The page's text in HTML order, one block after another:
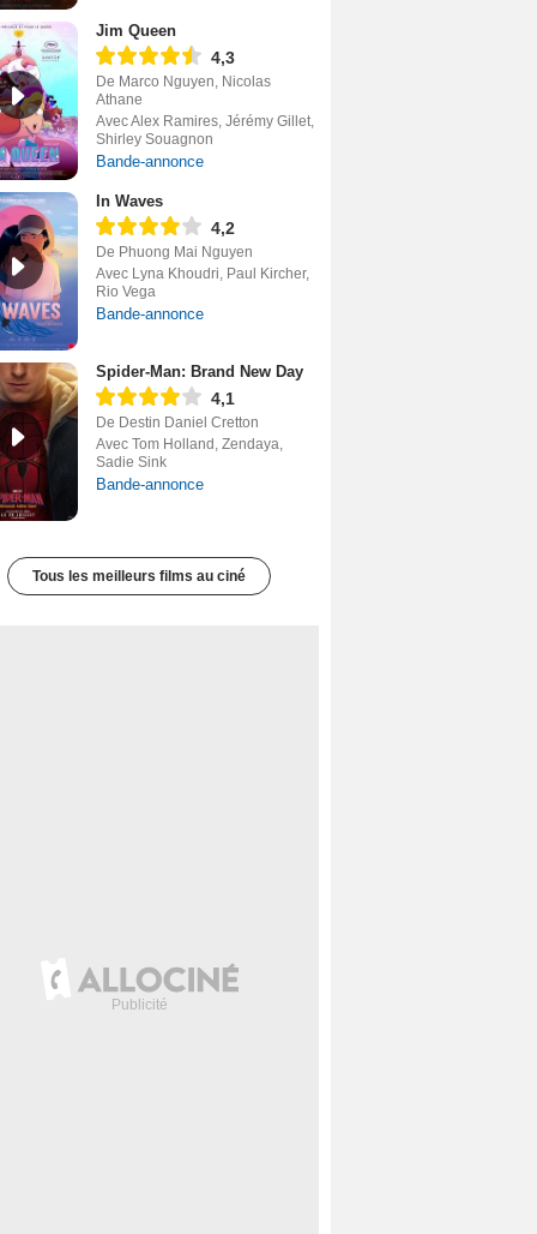
Jim Queen
4,3
De Marco Nguyen, Nicolas
Athane
Avec Alex Ramires, Jérémy Gillet,
Shirley Souagnon
Bande-annonce
In Waves
4,2
De Phuong Mai Nguyen
Avec Lyna Khoudri, Paul Kircher,
Rio Vega
Bande-annonce
Spider-Man: Brand New Day
4,1
De Destin Daniel Cretton
Avec Tom Holland, Zendaya,
Sadie Sink
Bande-annonce
Tous les meilleurs films au ciné